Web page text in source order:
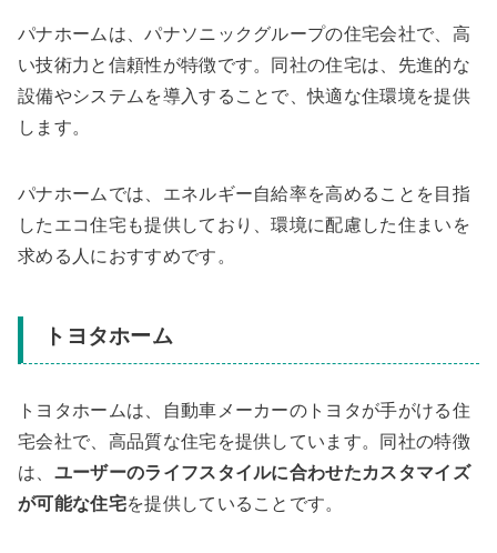
パナホームは、パナソニックグループの住宅会社で、高
い技術力と信頼性が特徴です。同社の住宅は、先進的な
設備やシステムを導入することで、快適な住環境を提供
します。
パナホームでは、エネルギー自給率を高めることを目指
したエコ住宅も提供しており、環境に配慮した住まいを
求める人におすすめです。
トヨタホーム
トヨタホームは、自動車メーカーのトヨタが手がける住
宅会社で、高品質な住宅を提供しています。同社の特徴
は、 ユーザーのライフスタイルに合わせたカスタマイズ
が可能な住宅を提供していることです。